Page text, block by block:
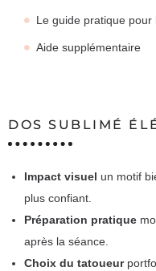
Le guide pratique
Aide supplémentaire
DOS SUBLIMÉ
Impact visuel un motif
plus confiant.
Préparation pratique
après la séance.
Choix du tatoueur